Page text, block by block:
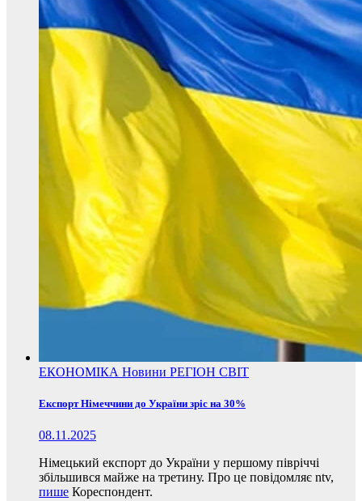
ЕКОНОМІКА Новини РЕГІОН СВІТ
Експорт Німеччини до України зріс на 30%
08.11.2025
Німецький експорт до України у першому півріччі
збільшився майже на третину. Про це повідомляє ntv,
пише Кореспондент.